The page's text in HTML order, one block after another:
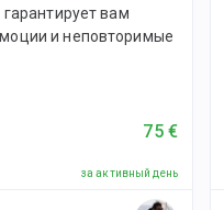
гарантирует вам
и неповторимые
75 €
за активный день